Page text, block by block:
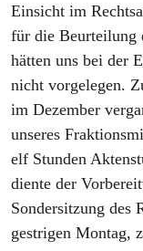
Einsicht im
für die Beurteilung
hätten uns bei der
nicht vorgelegen.
im Dezember
unseres
elf Stunden
diente der
Sondersitzung des
gestrigen Montag,